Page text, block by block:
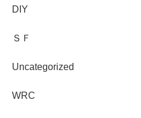
DIY
ＳＦ
Uncategorized
WRC